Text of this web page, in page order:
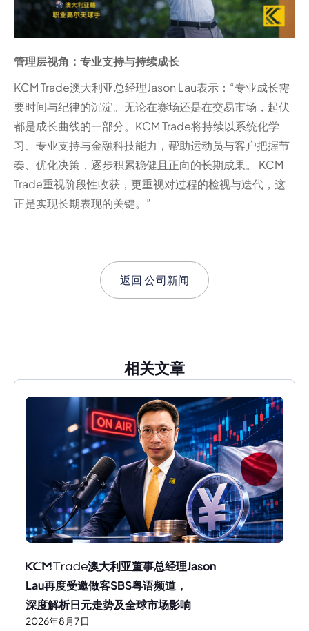
管理层视角：专业支持与持续成长
KCM Trade澳大利亚总经理Jason Lau表示：“专业成长需
要时间与纪律的沉淀。无论在赛场还是在交易市场，起伏
都是成长曲线的一部分。KCM Trade将持续以系统化学
习、专业支持与金融科技能力，帮助运动员与客户把握节
奏、优化决策，逐步积累稳健且正向的长期成果。 KCM
Trade重视阶段性收获，更重视对过程的检视与迭代，这
正是实现长期表现的关键。”
返回公司新闻
相关文章
澳大利亚董事总经理Jason
Lau再度受邀做客SBS粤语频道，
深度解析日元走势及全球市场影响
2026年8 月7日